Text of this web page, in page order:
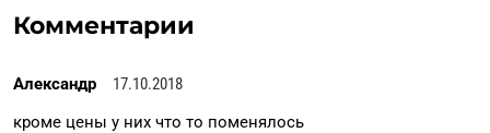
Комментарии
Александр
17.10.2018
кроме цены у них что то поменялось